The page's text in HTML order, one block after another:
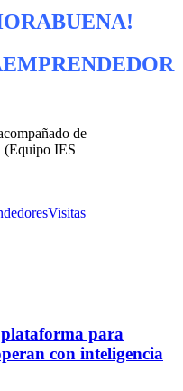
de
(Equipo IES
Visitas
para
con inteligencia